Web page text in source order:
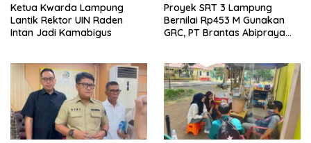
Ketua Kwarda Lampung
Lantik Rektor UIN Raden
Intan Jadi Kamabigus
Proyek SRT 3 Lampung
Bernilai Rp453 M Gunakan
GRC, PT Brantas Abipraya